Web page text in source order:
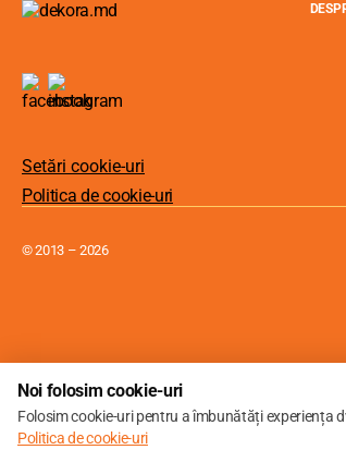
Setări cookie-uri
Politica de cookie-uri
© 2013 – 2026
Noi folosim cookie-uri
Folosim cookie-uri pentru a îmbunătăți experiența
Politica de cookie-uri